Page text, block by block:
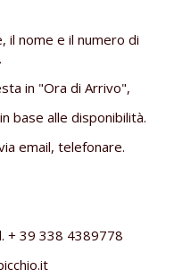
il nome e il numero di
in "Ora di Arrivo",
base alle disponibilità.
email, telefonare.
+ 39 338 4389778